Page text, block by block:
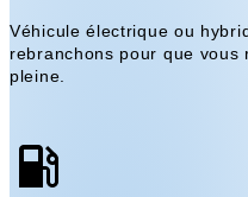
Véhicule électrique ou
rebranchons pour que
pleine.